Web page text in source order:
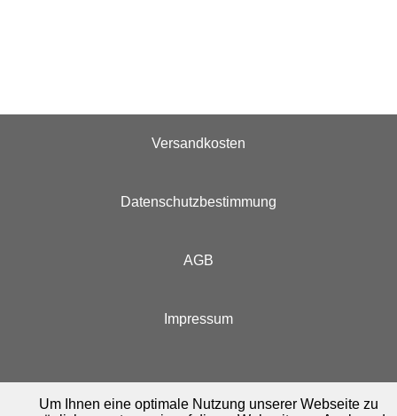
Versandkosten
Datenschutzbestimmung
AGB
Impressum
Um Ihnen eine optimale Nutzung unserer Webseite zu